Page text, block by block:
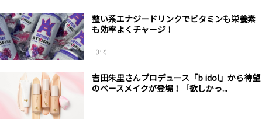
整い系エナジードリンクでビタミンも栄養素
も効率よくチャージ！
（PR）
吉田朱里さんプロデュース「b idol」から待望
のベースメイクが登場！「欲しかっ...